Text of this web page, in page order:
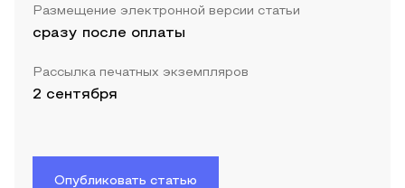
Размещение электронной версии статьи
сразу после оплаты
Рассылка печатных экземпляров
2 сентября
Опубликовать статью